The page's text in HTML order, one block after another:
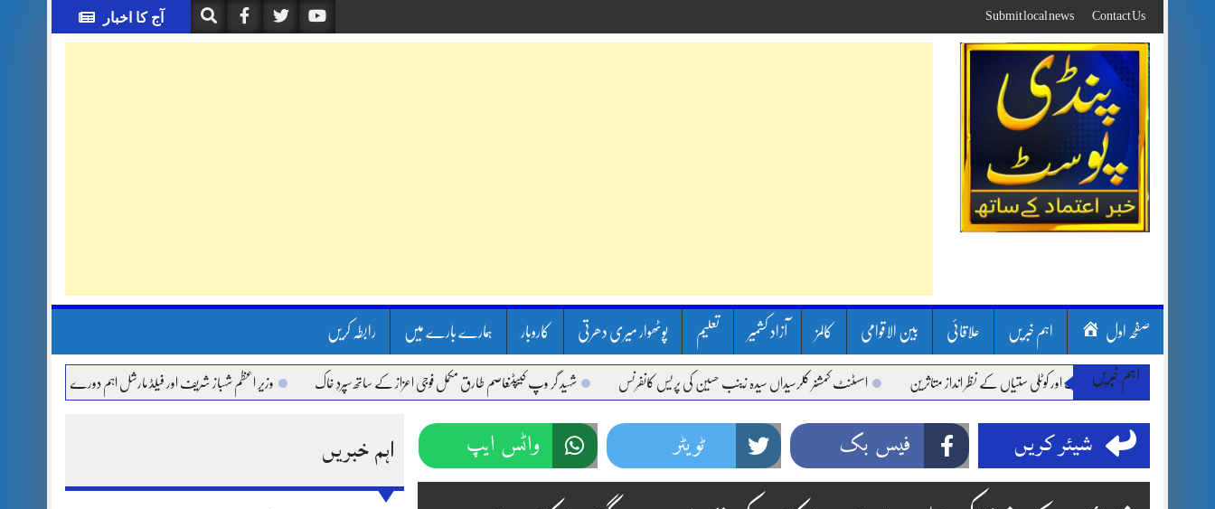
to
content
آج کا اخبار Contact Us
Submit local news
صفحہ اول اہم خبریں علاقائی بین الاقوامی کالمز آزاد کشمیر تعلیم پوٹھوار میری دھرتی کاروبار ہمارے بارے میں رابطہ کریں
اہم خبریں
بارشیں، لینڈ سلائیڈنگ اور کوٹلی ستیاں کے نظر انداز متاثرین اسسٹنٹ کمشنر کلرسیداں سیدہ زینب حسین کی پریس کانفرنس شہید گر وپ کیپٹنعاصم طارق مکمل فوجی اعزاز کے ساتھ سپردِ خاک وزیر اعظم شہباز شریف اور فیلڈ مارشل اہم دورے پر سعودی عرب روانہ
اہم خبریں شیئر کریں فیس بک ٹویٹر واٹس ایپ